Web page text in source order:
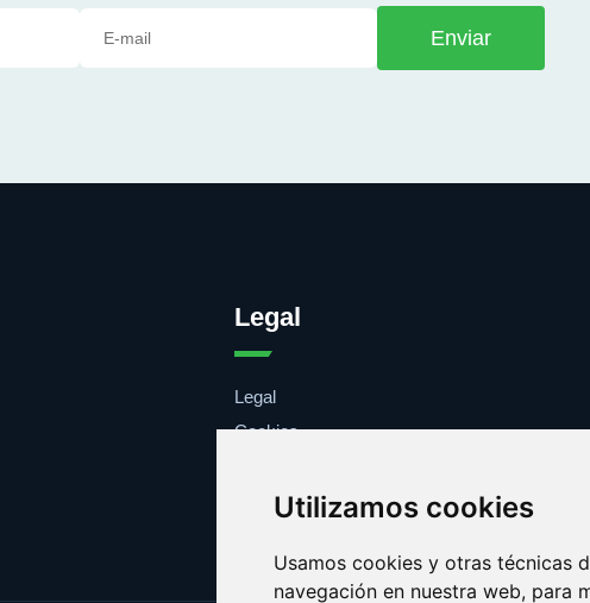
Utilizamos cookies
Usamos cookies y otras técnicas
navegación en nuestra web, para
Enviar
Legal
Legal
Cookies